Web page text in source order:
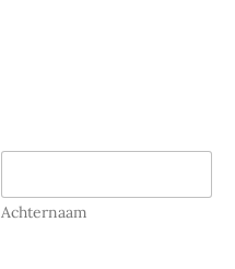
Achternaam